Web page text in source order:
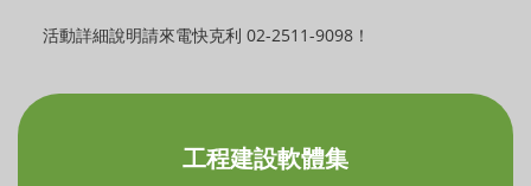
活動詳細說明請來電快克利 02-2511-9098！
工程建設軟體集